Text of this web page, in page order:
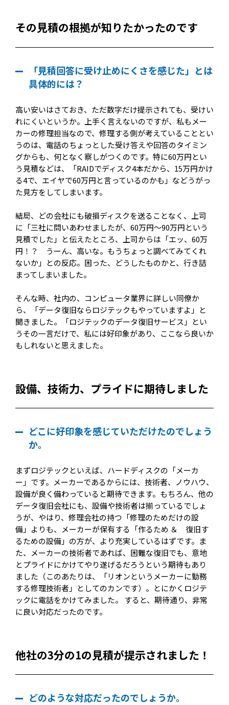
その見積の根拠が知りたかったのです
「見積回答に受け止めにくさを感じた」とは
具体的には？
高い安いはさておき、ただ数字だけ提示されても、受けい
れにくいというか。上手く言えないのですが、私もメー
カーの修理担当なので、修理する側が考えていることとい
うのは、電話のちょっとした受け答えや回答のタイミン
グからも、何となく察しがつくのです。特に60万円とい
う見積などは、「RAIDでディスク4本だから、15万円かけ
る4で、エイヤで60万円と言っているのかも」などうがっ
た見方をしてしまいます。
結局、どの会社にも破損ディスクを送ることなく、上司
に「三社に問いあわせましたが、60万円～90万円という
見積でした」と伝えたところ、上司からは「エッ、60万
円！？ うーん、高いな。もうちょっと調べてみてくれ
ないか」との反応。困った、どうしたものかと、行き詰
まってしまいました。
そんな時、社内の、コンピュータ業界に詳しい同僚か
ら、「データ復旧ならロジテックもやっていますよ」と
聞きました。「ロジテックのデータ復旧サービス」とい
うその一言だけで、私には好印象があり、ここなら良いか
もしれないと思えました。
設備、技術力、プライドに期待しました
どこに好印象を感じていただけたのでしょう
か。
まずロジテックといえば、ハードディスクの「メーカ
ー」です。メーカーであるからには、技術者、ノウハウ、
設備が良く備わっていると期待できます。もちろん、他の
データ復旧会社にも、設備や技術者は揃っているでしょ
うが、やはり、修理会社の持つ「修理のためだけの設
備」よりも、メーカーが保有する「作るため ＆ 復旧す
るための設備」の方が、より充実しているはずです。ま
た、メーカーの技術者であれば、困難な復旧でも、意地
とプライドにかけてやり遂げるだろうという期待もあり
ました（このあたりは、「リオンというメーカーに勤務
する修理技術者」としてのカンです）。とにかくロジテ
ックに電話をかけてみました。 すると、期待通り、非常
に良い対応だったのです。
他社の3分の1の見積が提示されました！
どのような対応だったのでしょうか。